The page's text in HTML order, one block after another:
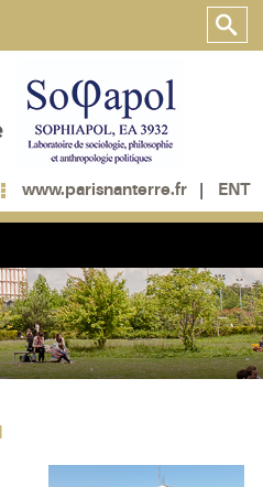
www.parisnanterre.fr ENT